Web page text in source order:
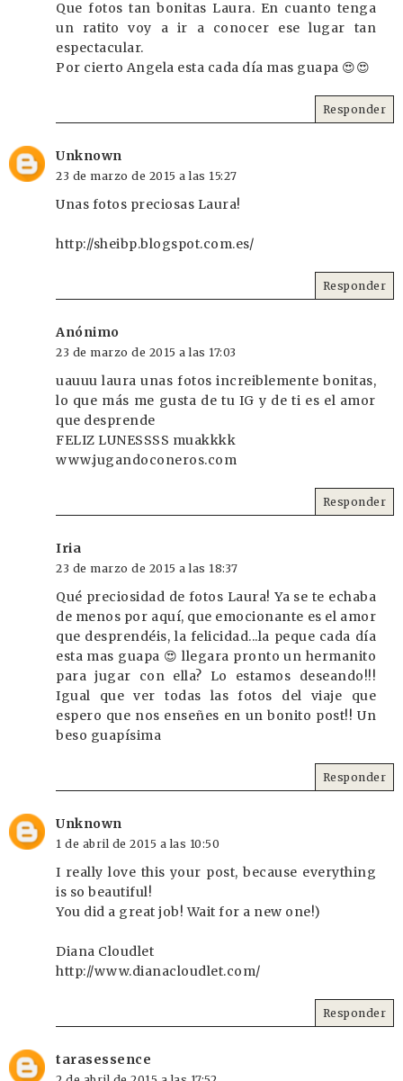
Que fotos tan bonitas Laura. En cuanto tenga
un ratito voy a ir a conocer ese lugar tan
espectacular.
Por cierto Angela esta cada día mas guapa 😍😍
Responder
Unknown
23 de marzo de 2015 a las 15:27
Unas fotos preciosas Laura!
http://sheibp.blogspot.com.es/
Responder
Anónimo
23 de marzo de 2015 a las 17:03
uauuu laura unas fotos increiblemente bonitas,
lo que más me gusta de tu IG y de ti es el amor
que desprende
FELIZ LUNESSSS muakkkk
www.jugandoconeros.com
Responder
Iria
23 de marzo de 2015 a las 18:37
Qué preciosidad de fotos Laura! Ya se te echaba
de menos por aquí, que emocionante es el amor
que desprendéis, la felicidad...la peque cada día
esta mas guapa 😍 llegara pronto un hermanito
para jugar con ella? Lo estamos deseando!!!
Igual que ver todas las fotos del viaje que
espero que nos enseñes en un bonito post!! Un
beso guapísima
Responder
Unknown
1 de abril de 2015 a las 10:50
I really love this your post, because everything
is so beautiful!
You did a great job! Wait for a new one!)
Diana Cloudlet
http://www.dianacloudlet.com/
Responder
tarasessence